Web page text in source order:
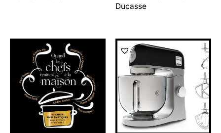
Ducasse
Le
prix
était :
399,00 €.
Le
prix
actuel
est :
239,99 €.